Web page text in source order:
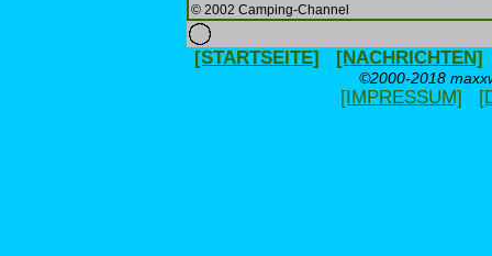
© 2002 Camping-Channel
[STARTSEITE] [NACHRICHTEN]
©2000-2018
[IMPRESSUM]